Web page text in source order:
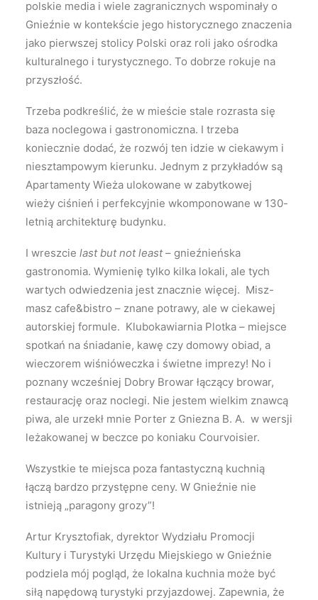
polskie media i wiele zagranicznych wspominały o
Gnieźnie w kontekście jego historycznego znaczenia
jako pierwszej stolicy Polski oraz roli jako ośrodka
kulturalnego i turystycznego. To dobrze rokuje na
przyszłość.
Trzeba podkreślić, że w mieście stale rozrasta się
baza noclegowa i gastronomiczna. I trzeba
koniecznie dodać, że rozwój ten idzie w ciekawym i
niesztampowym kierunku. Jednym z przykładów są
Apartamenty Wieża ulokowane w zabytkowej
wieży ciśnień i perfekcyjnie wkomponowane w 130-
letnią architekturę budynku.
I wreszcie last but not least– gnieźnieńska
gastronomia. Wymienię tylko kilka lokali, ale tych
wartych odwiedzenia jest znacznie więcej. Misz-
masz cafe&bistro – znane potrawy, ale w ciekawej
autorskiej formule. Klubokawiarnia Plotka – miejsce
spotkań na śniadanie, kawę czy domowy obiad, a
wieczorem wiśnióweczka i świetne imprezy! No i
poznany wcześniej Dobry Browar łączący browar,
restaurację oraz noclegi. Nie jestem wielkim znawcą
piwa, ale urzekł mnie Porter z Gniezna B. A. w wersji
leżakowanej w beczce po koniaku Courvoisier.
Wszystkie te miejsca poza fantastyczną kuchnią
łączą bardzo przystępne ceny. W Gnieźnie nie
istnieją „paragony grozy”!
Artur Krysztofiak, dyrektor Wydziału Promocji
Kultury i Turystyki Urzędu Miejskiego w Gnieźnie
podziela mój pogląd, że lokalna kuchnia może być
siłą napędową turystyki przyjazdowej. Zapewnia, że